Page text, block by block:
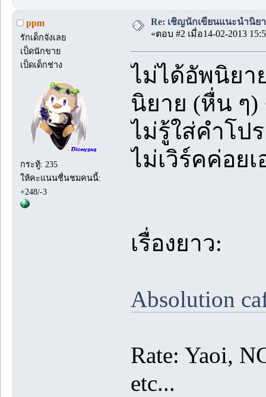
ppm
รักเด็กจังเลย
เป็ดนักขาย
เป็ดเด็กช่าง
กระทู้: 235
ให้คะแนนชื่นชมคนนี้:
+248/-3
Re: เชิญนักเขียนแนะนำนิย
«ตอบ #2 เมื่อ14-02-2013
ไม่ได้อัพนิยา
นิยาย (หื่น ๆ)
ไม่รู้ใส่คำโป
ไม่เวิร์คค่อย
เรื่องยาว:
Absolution
Rate: Yaoi,
etc...